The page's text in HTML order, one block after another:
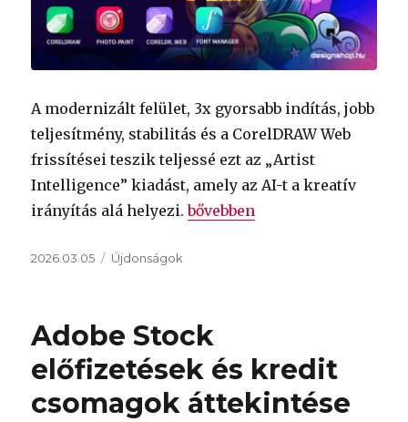
A modernizált felület, 3x gyorsabb indítás, jobb
teljesítmény, stabilitás és a CorelDRAW Web
frissítései teszik teljessé ezt az „Artist
Intelligence” kiadást, amely az AI-t a kreatív
irányítás alá helyezi.„Generatív AI-val erősít a
bővebben
Közzétéve
2026.03.05 Kategória
Újdonságok
Adobe Stock
előfizetések és kredit
csomagok áttekintése